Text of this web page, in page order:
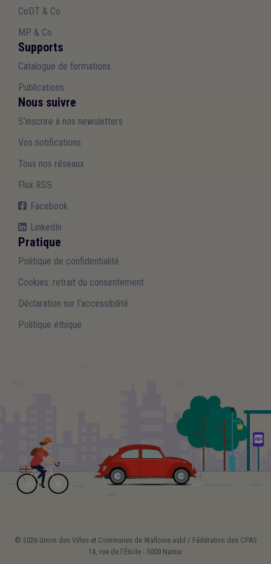
CoDT & Co
MP & Co
Supports
Catalogue de formations
Publications
Nous suivre
S'inscrire à nos newsletters
Vos notifications
Tous nos réseaux
Flux RSS
Facebook
LinkedIn
Pratique
Politique de confidentialité
Cookies: retrait du consentement
Déclaration sur l'accessibilité
Politique éthique
© 2026 Union des Villes et Communes de Wallonie asbl / Fédération des CPAS
14, rue de l'Étoile - 5000 Namur